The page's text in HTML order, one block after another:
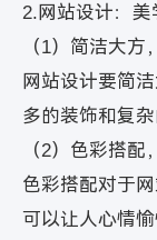
2.网站设计：美
（1）简洁大
网站设计要简
多的装饰和复
（2）色彩搭
色彩搭配对于
可以让人心情